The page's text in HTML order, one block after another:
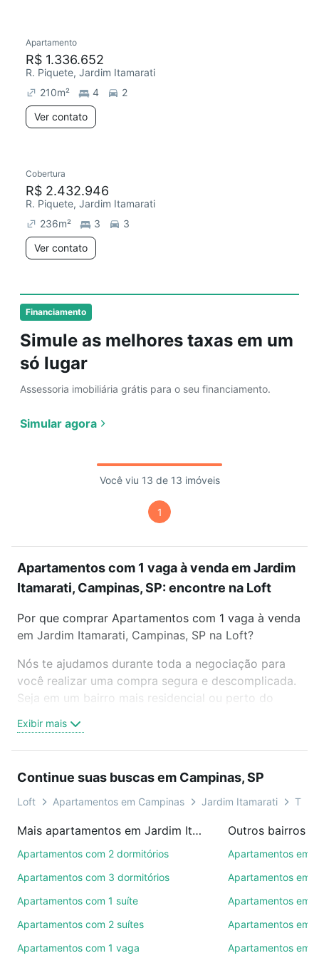
Financiamento
Simule as melhores taxas em um
só lugar
Assessoria imobiliária grátis para o seu financiamento.
Simular agora
Apartamento
R$ 1.336.652
R. Piquete, Jardim Itamarati
210m² 4
2
Ver contato
Cobertura
R$ 2.432.946
R. Piquete, Jardim Itamarati
236m² 3
3
Ver contato
Você viu 13 de 13 imóveis
1
Apartamentos com 1 vaga à venda em Jardim
Itamarati, Campinas, SP: encontre na Loft
Por que comprar Apartamentos com 1 vaga à venda
em Jardim Itamarati, Campinas, SP na Loft?
Nós te ajudamos durante toda a negociação para
você realizar uma compra segura e descomplicada.
Seja em um bairro mais residencial ou perto do
oferta ideal de Apartamentos com 1 vaga à venda
em Jardim Itamarati, Campinas, SP para conquistar
videochamada, é grátis, sem compromisso e você
ainda conta com mais de 46 mil corretores e
de imóveis.
Como escolher um imóvel?
ruas, bairros e até condomínios favoritos. Você
também pode usar os filtros como quantidade de
quartos, suítes, com ou sem vaga de garagem para
Exibir mais
Continue suas buscas em Campinas, SP
Loft Apartamentos em Campinas Jardim Itamarati Tipo
Mais apartamentos em Jardim Itamarati
Apartamentos com 2 dormitórios
Apartamentos com 3 dormitórios
Apartamentos com 1 suíte
Apartamentos com 2 suítes
Apartamentos com 1 vaga
Outros bairros
Apartamentos em
Apartamentos em
Apartamentos em
Apartamentos em
Apartamentos em